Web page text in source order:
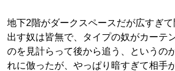
地下2階がダークスペースだが広すぎ
出す奴は皆無で、タイプの奴がカーテ
のを見計らって後から追う、というの
れに倣ったが、やっぱり暗すぎて相手